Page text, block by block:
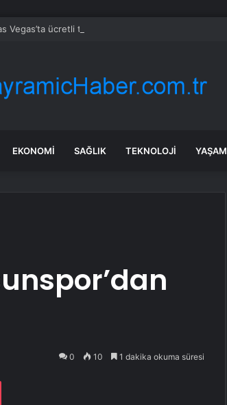
Vegas’ta ücretli taşımaya başlıyor
EKONOMI SAĞLIK TEKNOLOJI YAŞAM
0 10 1 dakika okuma süresi
Pocket